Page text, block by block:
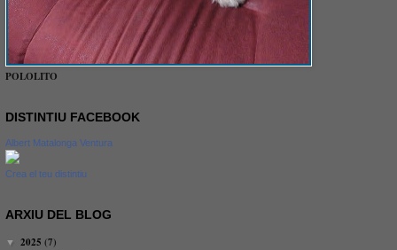
POLOLITO
DISTINTIU FACEBOOK
Albert Matalonga Ventura
Crea el teu distintiu
ARXIU DEL BLOG
▼ 2025 (7)